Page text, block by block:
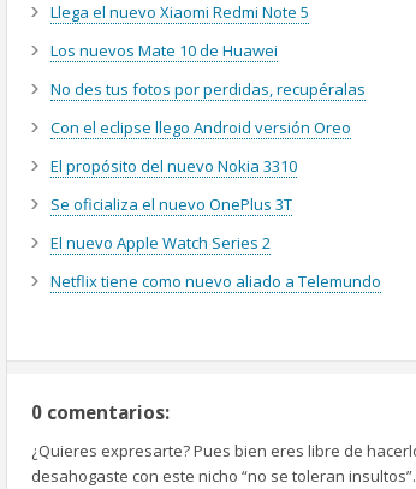
Llega el nuevo Xiaomi Redmi Note 5
Los nuevos Mate 10 de Huawei
No des tus fotos por perdidas, recupéralas
Con el eclipse llego Android versión Oreo
El propósito del nuevo Nokia 3310
Se oficializa el nuevo OnePlus 3T
El nuevo Apple Watch Series 2
Netflix tiene como nuevo aliado a Telemundo
0 comentarios:
¿Quieres expresarte? Pues bien eres libre de
desahogaste con este nicho “no se toleran